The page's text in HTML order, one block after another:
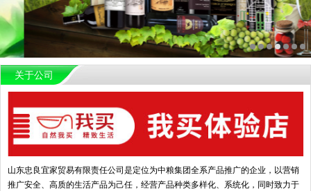
关于公司
山东忠良宜家贸易有限责任公司是定位为中粮集团全系产品推广的企业，以营销
推广安全、高质的生活产品为己任，经营产品种类多样化、系统化，同时致力于